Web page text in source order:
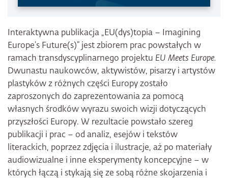
Interaktywna publikacja „EU(dys)topia – Imagining
Europe’s Future(s)” jest zbiorem prac powstałych w
ramach transdyscyplinarnego projektu EU Meets Europe.
Dwunastu naukowców, aktywistów, pisarzy i artystów
plastyków z różnych części Europy zostało
zaproszonych do zaprezentowania za pomocą
własnych środków wyrazu swoich wizji dotyczących
przyszłości Europy. W rezultacie powstało szereg
publikacji i prac – od analiz, esejów i tekstów
literackich, poprzez zdjęcia i ilustracje, aż po materiały
audiowizualne i inne eksperymenty koncepcyjne – w
których łączą i stykają się ze sobą różne skojarzenia i